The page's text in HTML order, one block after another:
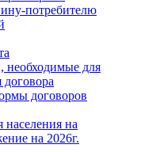
потребителю
необходимые для
договора
договоров
на
на 2026г.